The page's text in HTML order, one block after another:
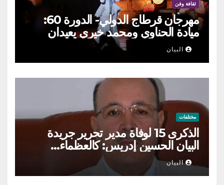
ثقافة وفن
مهرجان قرطاج الدولي- الدورة 60:
ميادة الحناوي ومحمد خيري يعيدان
الطرب السوري إلى ركح قرطاج
البيان
مختلفات
الذكرى 15 لوفاة مدير تحرير جريدة
البيان الحسين إدريس: كالعظماء…
عاش شامخا ورحل واقفا
البيان